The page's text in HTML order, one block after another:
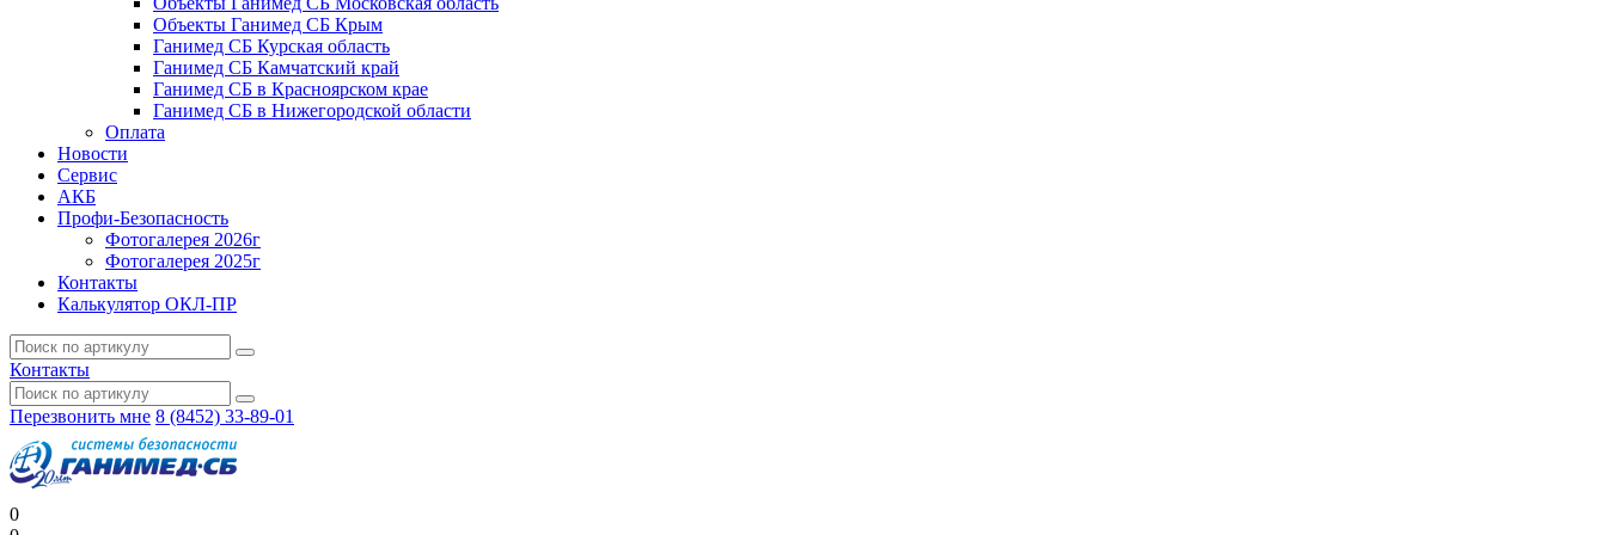
Объекты Ганимед СБ Крым
Ганимед СБ Курская область
Ганимед СБ Камчатский край
Ганимед СБ в Красноярском крае
Ганимед СБ в Нижегородской области
Оплата
Новости
Сервис
АКБ
Профи-Безопасность
Фотогалерея 2026г
Фотогалерея 2025г
Контакты
Калькулятор ОКЛ-ПР
Контакты
Перезвонить мне 8 (8452) 33-89-01
0